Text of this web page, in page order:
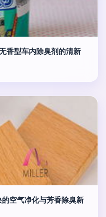
香型车内除臭剂的清新
空气净化与芳香除臭新